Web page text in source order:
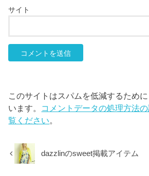
サイト
このサイトはスパムを低減するため
います。 コメントデータの処理方法
覧ください。
dazzlinのsweet掲載アイテム